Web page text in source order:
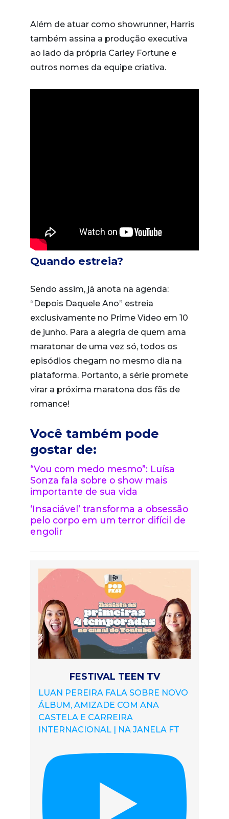
Além de atuar como showrunner, Harris
também assina a produção executiva
ao lado da própria Carley Fortune e
outros nomes da equipe criativa.
Quando estreia?
Sendo assim, já anota na agenda:
“Depois Daquele Ano” estreia
exclusivamente no Prime Video em 10
de junho. Para a alegria de quem ama
maratonar de uma vez só, todos os
episódios chegam no mesmo dia na
plataforma. Portanto, a série promete
virar a próxima maratona dos fãs de
romance!
Você também pode
gostar de:
“Vou com medo mesmo”: Luísa
Sonza fala sobre o show mais
importante de sua vida
‘Insaciável’ transforma a obsessão
pelo corpo em um terror difícil de
engolir
FESTIVAL TEEN TV
LUAN PEREIRA FALA SOBRE NOVO
ÁLBUM, AMIZADE COM ANA
CASTELA E CARREIRA
INTERNACIONAL | NA JANELA FT